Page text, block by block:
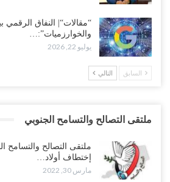
“مقالات“| النفاق
والخوارزميات”:…
يوليو 22, 2026
السابق التالي
ملتقى التصالح والتسامح الجنوبي
ملتقى التصالح والتسامح
إختطاف أولاد…
مارس 30, 2022